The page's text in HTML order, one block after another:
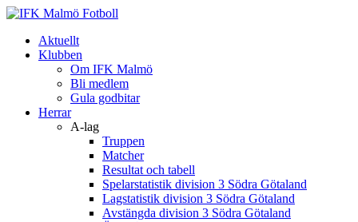
Aktuellt
Klubben
Om IFK Malmö
Bli medlem
Gula godbitar
Herrar
A-lag
Truppen
Matcher
Resultat och tabell
Spelarstatistik division 3 Södra Götaland
Lagstatistik division 3 Södra Götaland
Avstängda division 3 Södra Götaland